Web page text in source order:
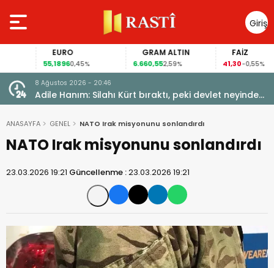
Giriş
Yap
EURO
55,18960,45%
GRAM ALTIN
6.660,552,59%
FAİZ
41,30-0,55%
8 Ağustos 2026 - 20:46
Adile Hanım: Silahı Kürt bıraktı, peki devlet neyinden
vazgeçti?
ANASAYFA GENEL NATO Irak misyonunu sonlandırdı
NATO Irak misyonunu sonlandırdı
23.03.2026 19:21 Güncellenme :23.03.2026 19:21